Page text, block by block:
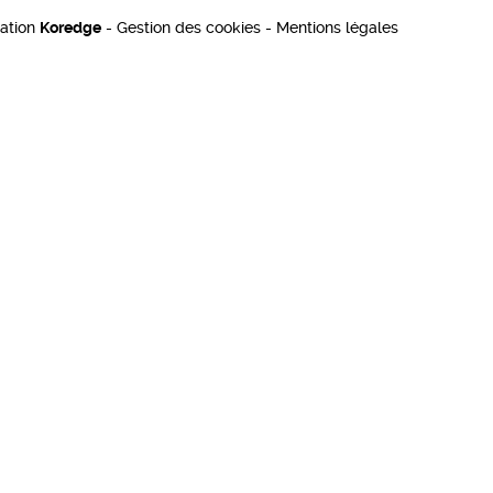
Koredge - Gestion des cookies - Mentions légales